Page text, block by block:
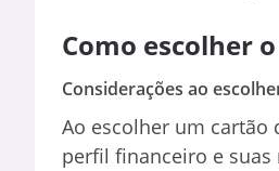
Como escolher
Considerações ao
Ao escolher um cartão
perfil financeiro e suas